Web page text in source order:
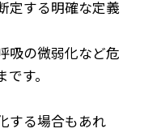
定する明確な定義
吸の微弱化など危
す。
する場合もあれ